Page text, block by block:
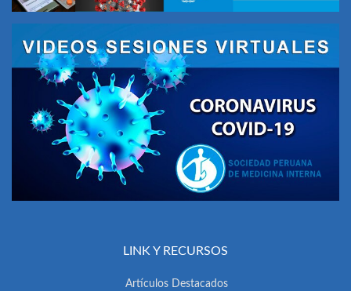
LINK Y RECURSOS
Artículos Destacados